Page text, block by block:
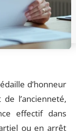
d’honneur
l’ancienneté,
effectif dans
ou en arrêt